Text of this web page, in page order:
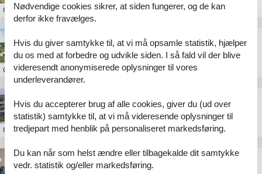
OmFanø Bad
Sommerhus Fanø Bad privat Danmark
OmFanø Bad
OmFanø Bad
Sommerhus Fanø Bad lejlighed
Nødvendige cookies sikrer, at siden fungerer, og de kan
derfor ikke fravælges.
Hvis du giver samtykke til, at vi må opsamle statistik, hjælper
du os med at forbedre og udvikle siden. I så fald vil der blive
videresendt anonymiserede oplysninger til vores
underleverandører.
Hvis du accepterer brug af alle cookies, giver du (ud over
statistik) samtykke til, at vi må videresende oplysninger til
tredjepart med henblik på personaliseret markedsføring.
Du kan når som helst ændre eller tilbagekalde dit samtykke
vedr. statistik og/eller markedsføring.